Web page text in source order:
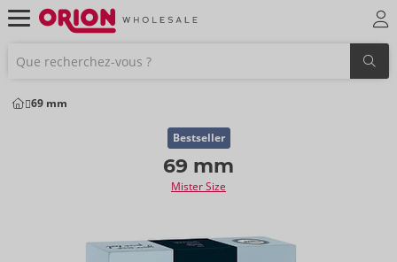
69 mm
Bestseller
69 mm
Mister Size